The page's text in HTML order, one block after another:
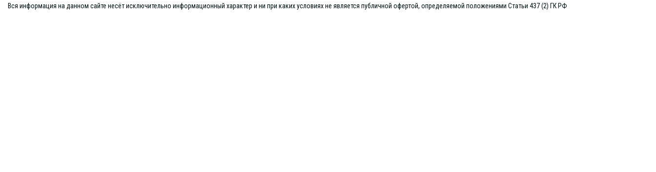
Вся информация на данном сайте несёт исключительно информационный характер и ни при каких условиях не является публичной офертой, определяемой положениями Статьи 437 (2) ГК РФ